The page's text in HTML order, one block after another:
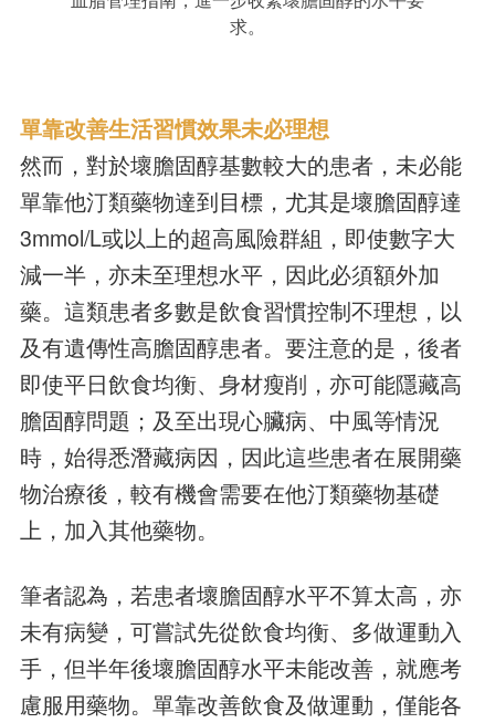
求。
單靠改善生活習慣效果未必理想
然而，對於壞膽固醇基數較大的患者，未必能
單靠他汀類藥物達到目標，尤其是壞膽固醇達
3mmol/L或以上的超高風險群組，即使數字大
減一半，亦未至理想水平，因此必須額外加
藥。這類患者多數是飲食習慣控制不理想，以
及有遺傳性高膽固醇患者。要注意的是，後者
即使平日飲食均衡、身材瘦削，亦可能隱藏高
膽固醇問題；及至出現心臟病、中風等情況
時，始得悉潛藏病因，因此這些患者在展開藥
物治療後，較有機會需要在他汀類藥物基礎
上，加入其他藥物。
筆者認為，若患者壞膽固醇水平不算太高，亦
未有病變，可嘗試先從飲食均衡、多做運動入
手，但半年後壞膽固醇水平未能改善，就應考
慮服用藥物。單靠改善飲食及做運動，僅能各